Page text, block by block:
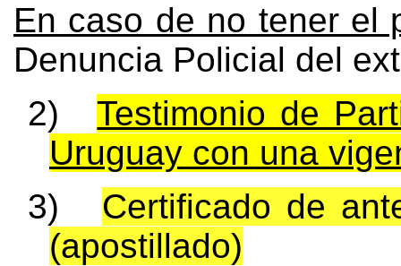
En caso de no tener el
Denuncia Policial del
2)
Testimonio de
Uruguay con una
3)
Certificado de
(apostillado)